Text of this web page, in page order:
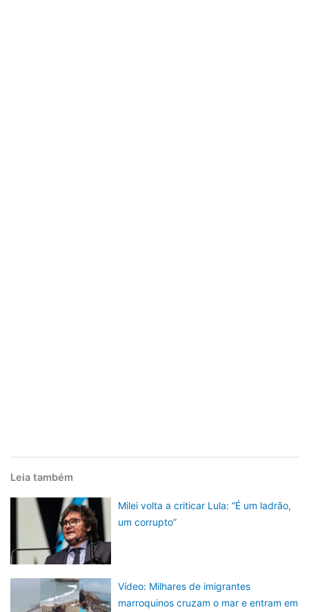
Leia também
Milei volta a criticar Lula: “É um ladrão,
um corrupto”
Vídeo: Milhares de imigrantes
marroquinos cruzam o mar e entram em